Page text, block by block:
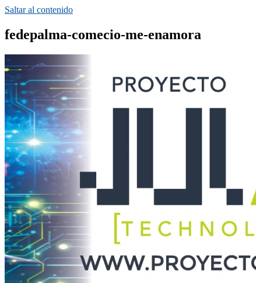
Saltar al contenido
fedepalma-comecio-me-enamora